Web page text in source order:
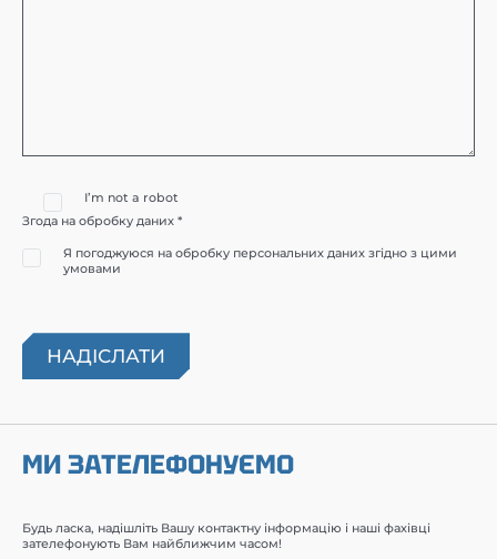
I’m not a robot
Згода на обробку даних *
Я погоджуюся на обробку персональних даних згідно з цими
умовами
МИ ЗАТЕЛЕФОНУЄМО
Будь ласка, надішліть Вашу контактну інформацію і наші фахівці
зателефонують Вам найближчим часом!